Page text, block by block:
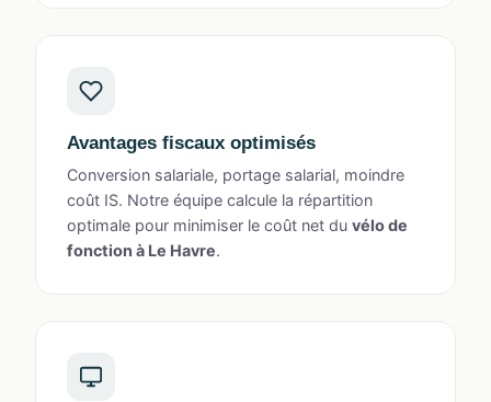
Avantages fiscaux optimisés
Conversion salariale, portage salarial, moindre
coût IS. Notre équipe calcule la répartition
optimale pour minimiser le coût net du vélo de
fonction à Le Havre.